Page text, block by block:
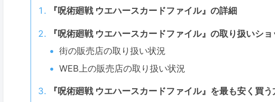
『呪術廻戦 ウエハースカードファイル』の詳細
『呪術廻戦 ウエハースカードファイル』の取り扱いショ
街の販売店の取り扱い状況
WEB上の販売店の取り扱い状況
『呪術廻戦 ウエハースカードファイル』を最も安く買う